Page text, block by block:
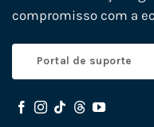
compromisso com a
Portal de suporte